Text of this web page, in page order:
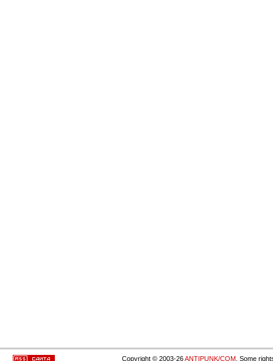
Copyright © 2003-26ANTIPUNK/COM . Some